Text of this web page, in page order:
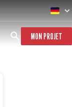
MON PROJET